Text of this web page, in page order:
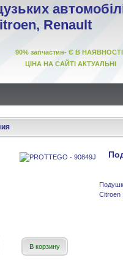
Renault
запчастин- Є В
ЦІНА НА САЙТІ АКТУАЛЬНІ
Citroen
В корзину